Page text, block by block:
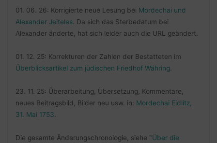
01. 06. 26: Korrigierte neue Lesung bei Mordechai und
Alexander Jeiteles . Da sich das Sterbedatum bei
Alexander änderte, hat sich leider auch die URL geändert.
01. 12. 25: Korrekturen der Zahlen der Bestatteten im
Überblicksartikel zum jüdischen Friedhof Währing
23. 11. 25: Überarbeitung, Übersetzung, Kommentare,
neues Beitragsbild, Bilder neu usw. in: Mordechai Eidlitz,
31. Mai 1753
Die gesamte Änderungschronologie, siehe "Über die